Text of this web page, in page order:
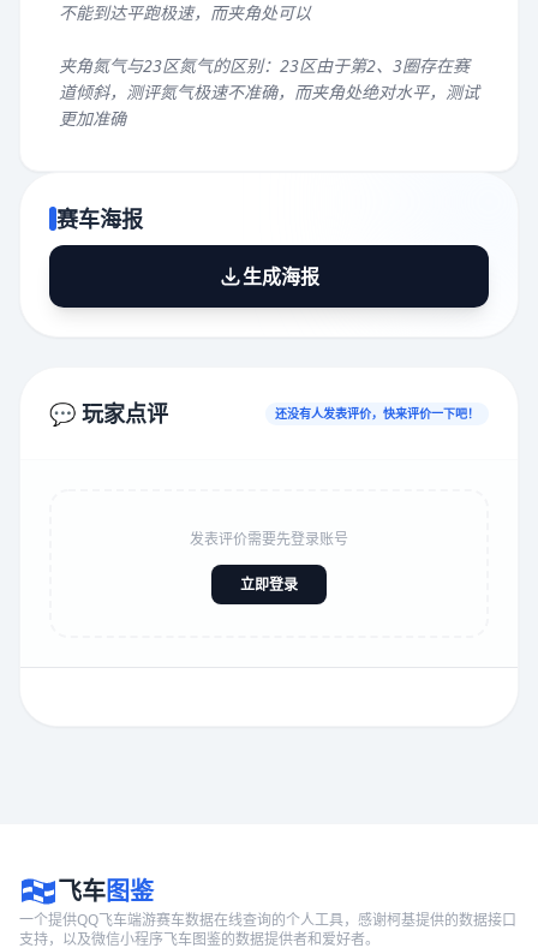
不能到达平跑极速，而夹角处可以
夹角氮气与23区氮气的区别：23区由于第2、3圈存在赛
道倾斜，测评氮气极速不准确，而夹角处绝对水平，测试
更加准确
赛车海报
生成海报
💬 玩家点评 还没有人发表评价，快来评价一下吧！
发表评价需要先登录账号
立即登录
飞车图鉴
一个提供QQ飞车端游赛车数据在线查询的个人工具，感谢柯基提供的数据接口
支持，以及微信小程序飞车图鉴的数据提供者和爱好者。